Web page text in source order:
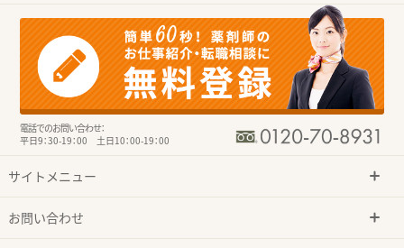
電話でのお問い合わせ：
平日9：30-19：00 土日10：00-19：00
サイトメニュー
お問い合わせ